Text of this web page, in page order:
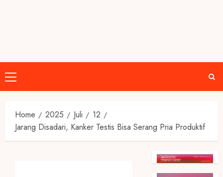
Primary
Menu
Home 2025 Juli
12
Jarang Disadari, Kanker Testis Bisa Serang Pria Produktif